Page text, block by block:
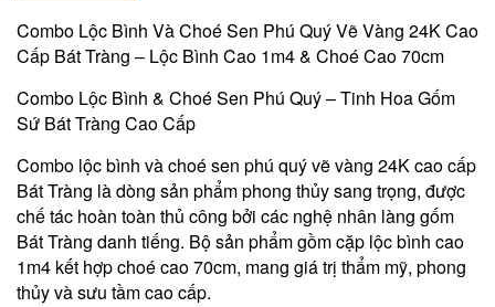
Combo Lộc Bình Và Choé Sen Phú Quý Vẽ Vàng 24K Cao
Cấp Bát Tràng – Lộc Bình Cao 1m4 & Choé Cao 70cm
Combo Lộc Bình & Choé Sen Phú Quý – Tinh Hoa Gốm
Sứ Bát Tràng Cao Cấp
Combo lộc bình và choé sen phú quý vẽ vàng 24K cao cấp
Bát Tràng là dòng sản phẩm phong thủy sang trọng, được
chế tác hoàn toàn thủ công bởi các nghệ nhân làng gốm
Bát Tràng danh tiếng. Bộ sản phẩm gồm cặp lộc bình cao
1m4 kết hợp choé cao 70cm, mang giá trị thẩm mỹ, phong
thủy và sưu tầm cao cấp.